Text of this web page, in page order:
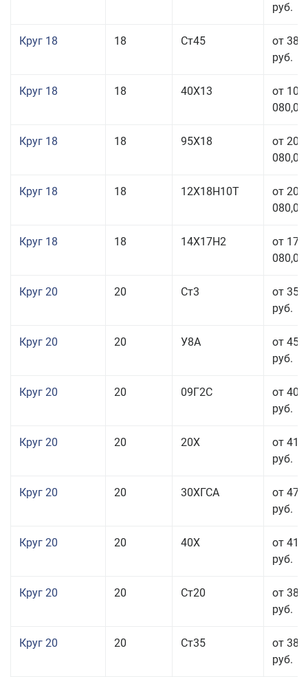
руб.
Круг 18 18 Ст45
от 38
руб.
Круг 18 18 40Х13
от 103
080,00
Круг 18 18 95Х18
от 208
080,00
Круг 18 18 12Х18Н10Т
от 209
080,00
Круг 18 18 14Х17Н2
от 175
080,00
Круг 20 20 Ст3
от 35
руб.
Круг 20 20 У8А
от 45
руб.
Круг 20 20 09Г2С
от 40
руб.
Круг 20 20 20Х
от 41
руб.
Круг 20 20 30ХГСА
от 47
руб.
Круг 20 20 40Х
от 41
руб.
Круг 20 20 Ст20
от 38
руб.
Круг 20 20 Ст35
от 38
руб.